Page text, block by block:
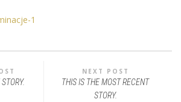
1
NEXT POST
THIS IS THE MOST RECENT
STORY.